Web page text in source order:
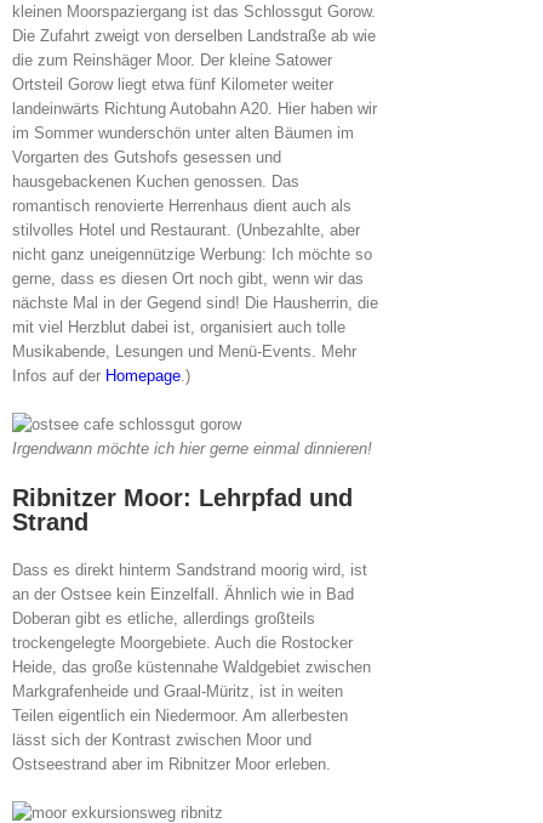
kleinen Moorspaziergang ist das Schlossgut Gorow.
Die Zufahrt zweigt von derselben Landstraße ab wie
die zum Reinshäger Moor. Der kleine Satower
Ortsteil Gorow liegt etwa fünf Kilometer weiter
landeinwärts Richtung Autobahn A20. Hier haben wir
im Sommer wunderschön unter alten Bäumen im
Vorgarten des Gutshofs gesessen und
hausgebackenen Kuchen genossen. Das
romantisch renovierte Herrenhaus dient auch als
stilvolles Hotel und Restaurant. (Unbezahlte, aber
nicht ganz uneigennützige Werbung: Ich möchte so
gerne, dass es diesen Ort noch gibt, wenn wir das
nächste Mal in der Gegend sind! Die Hausherrin, die
mit viel Herzblut dabei ist, organisiert auch tolle
Musikabende, Lesungen und Menü-Events. Mehr
Infos auf der Homepage .)
Irgendwann möchte ich hier gerne einmal dinnieren!
Ribnitzer Moor: Lehrpfad und
Strand
Dass es direkt hinterm Sandstrand moorig wird, ist
an der Ostsee kein Einzelfall. Ähnlich wie in Bad
Doberan gibt es etliche, allerdings großteils
trockengelegte Moorgebiete. Auch die Rostocker
Heide, das große küstennahe Waldgebiet zwischen
Markgrafenheide und Graal-Müritz, ist in weiten
Teilen eigentlich ein Niedermoor. Am allerbesten
lässt sich der Kontrast zwischen Moor und
Ostseestrand aber im Ribnitzer Moor erleben.